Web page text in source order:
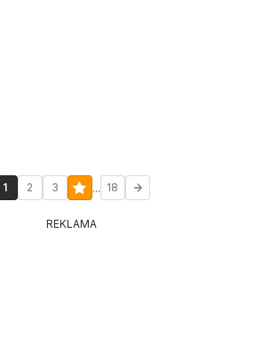
1 2 3 ... 18
REKLAMA